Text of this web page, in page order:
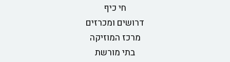
חי כיף
דרושים ומכרזים
מרכז המוזיקה
בתי מורשת